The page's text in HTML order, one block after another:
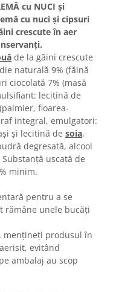
cu NUCI şi
cu nuci şi cipsuri
crescute în aer
de la găini crescute
naturală 9% (făină
ciocolată 7% (masă
lecitină de
floarea-
integral, emulgatori:
și lecitină de soia,
degresată, alcool
uscată de
minim.
pentru a se
rămâne unele bucăți
menţineţi produsul în
evitând
ambalaj au scop